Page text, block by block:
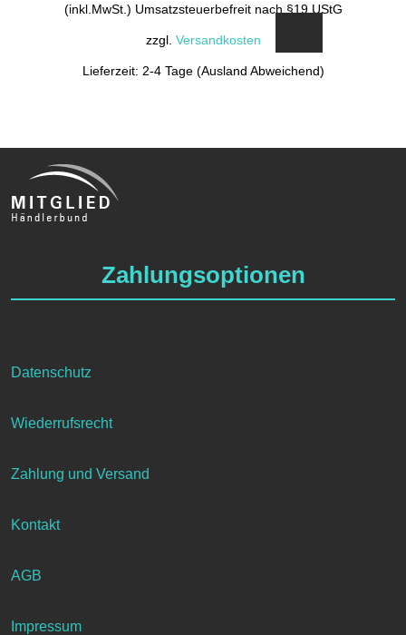
(inkl.MwSt.) Umsatzsteuerbefreit nach §19 UStG
zzgl. Versandkosten
Lieferzeit: 2-4 Tage (Ausland Abweichend)
Zahlungsoptionen
Datenschutz
Wiederrufsrecht
Zahlung und Versand
Kontakt
AGB
Impressum